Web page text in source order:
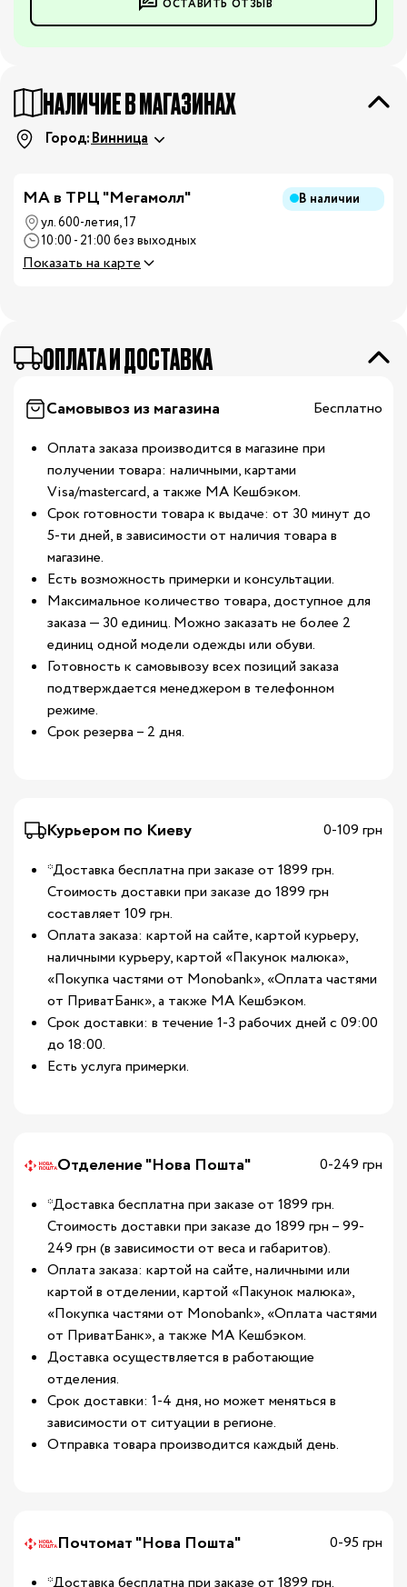
ОСТАВИТЬ ОТЗЫВ
НАЛИЧИЕ В МАГАЗИНАХ
Город:Винница
MA в ТРЦ "Мегамолл"
В наличии
ул. 600-летия, 17
10:00 - 21:00 без выходных
Показать на карте
ОПЛАТА И ДОСТАВКА
Самовывоз из магазина
Бесплатно
Оплата заказа производится в магазине при
получении товара: наличными, картами
Visa/mastercard, а также МА Кешбэком.
Срок готовности товара к выдаче: от 30 минут до
5-ти дней, в зависимости от наличия товара в
магазине.
Есть возможность примерки и консультации.
Максимальное количество товара, доступное для
заказа — 30 единиц. Можно заказать не более 2
единиц одной модели одежды или обуви.
Готовность к самовывозу всех позиций заказа
подтверждается менеджером в телефонном
режиме.
Срок резерва – 2 дня.
Курьером по Киеву
0-109 грн
*Доставка бесплатна при заказе от 1899 грн.
Стоимость доставки при заказе до 1899 грн
составляет 109 грн.
Оплата заказа: картой на сайте, картой курьеру,
наличными курьеру, картой «Пакунок малюка»,
«Покупка частями от Monobank», «Оплата частями
от ПриватБанк», а также МА Кешбэком.
Срок доставки: в течение 1-3 рабочих дней с 09:00
до 18:00.
Есть услуга примерки.
Отделение "Нова Пошта"
0-249 грн
*Доставка бесплатна при заказе от 1899 грн.
Стоимость доставки при заказе до 1899 грн – 99-
249 грн (в зависимости от веса и габаритов).
Оплата заказа: картой на сайте, наличными или
картой в отделении, картой «Пакунок малюка»,
«Покупка частями от Monobank», «Оплата частями
от ПриватБанк», а также МА Кешбэком.
Доставка осуществляется в работающие
отделения.
Срок доставки: 1-4 дня, но может меняться в
зависимости от ситуации в регионе.
Отправка товара производится каждый день.
Почтомат "Нова Пошта"
0-95 грн